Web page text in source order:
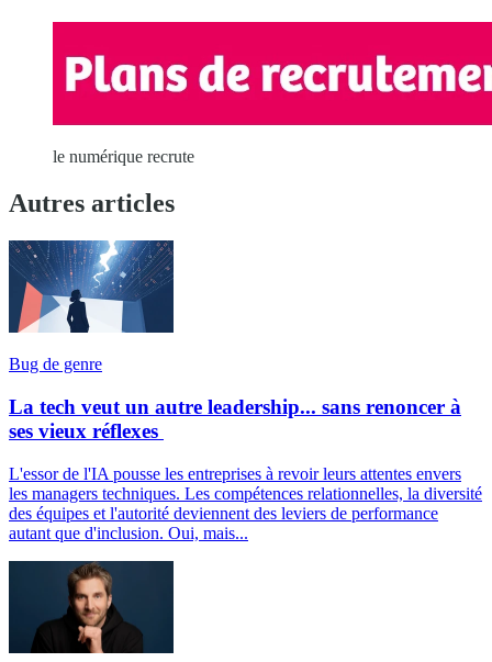
le numérique recrute
Autres articles
Bug de genre
La tech veut un autre leadership... sans renoncer à
ses vieux réflexes
L'essor de l'IA pousse les entreprises à revoir leurs attentes envers
les managers techniques. Les compétences relationnelles, la diversité
des équipes et l'autorité deviennent des leviers de performance
autant que d'inclusion. Oui, mais...